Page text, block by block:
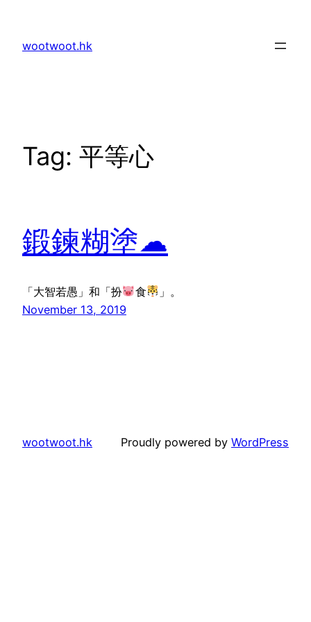
content
wootwoot.hk
Tag: 平等心
鍛鍊糊塗☁
「大智若愚」和「扮 食
」。
November 13, 2019
wootwoot.hk Proudly powered by WordPress